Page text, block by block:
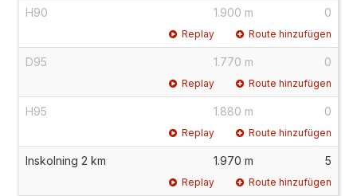
H90 1.900 m 0
Replay Route hinzufügen
D95 1.770 m 0
Replay Route hinzufügen
H95 1.880 m 0
Replay Route hinzufügen
Inskolning 2 km 1.970 m 5
Replay Route hinzufügen